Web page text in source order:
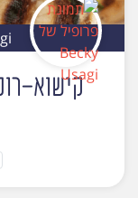
קישוא-